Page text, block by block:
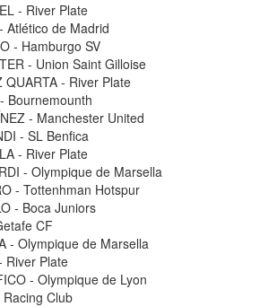
- River Plate
Atlético de Madrid
- Hamburgo SV
- Union Saint Gilloise
QUARTA - River Plate
Bournemounth
- Manchester United
- SL Benfica
- River Plate
- Olympique de Marsella
- Tottenhman Hotspur
- Boca Juniors
CF
- Olympique de Marsella
River Plate
- Olympique de Lyon
Club